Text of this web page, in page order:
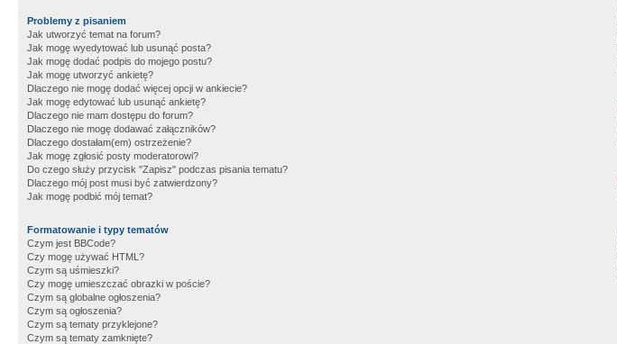
Problemy z pisaniem
Jak utworzyć temat na forum?
Jak mogę wyedytować lub usunąć posta?
Jak mogę dodać podpis do mojego postu?
Jak mogę utworzyć ankietę?
Dlaczego nie mogę dodać więcej opcji w ankiecie?
Jak mogę edytować lub usunąć ankietę?
Dlaczego nie mam dostępu do forum?
Dlaczego nie mogę dodawać załączników?
Dlaczego dostałam(em) ostrzeżenie?
Jak mogę zgłosić posty moderatorowi?
Do czego służy przycisk "Zapisz" podczas pisania tematu?
Dlaczego mój post musi być zatwierdzony?
Jak mogę podbić mój temat?
Formatowanie i typy tematów
Czym jest BBCode?
Czy mogę używać HTML?
Czym są uśmieszki?
Czy mogę umieszczać obrazki w poście?
Czym są globalne ogłoszenia?
Czym są ogłoszenia?
Czym są tematy przyklejone?
Czym są tematy zamknięte?